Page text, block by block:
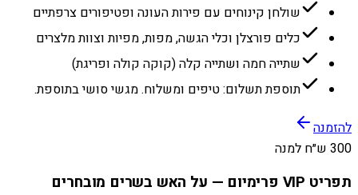
שולחן קינוחים עם פירות העונה ופטיפורים צרפתיים
כלים פורצלן וכלי הגשה, מפות, מפיות וצוות מלצרים
שתייה חמה ושתייה קלה (קוקה קולה ופריגת)
תוספת תשלום: טיפים ומשלוח. מגשי סושי בתוספת.
להזמנה
300 ש״ח למנה
תפריט VIP פרימיום — על האש בשרים מובחרים